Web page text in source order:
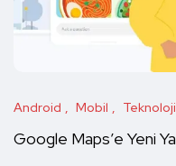
Android Mobil Teknoloji
Google Maps’e Yeni